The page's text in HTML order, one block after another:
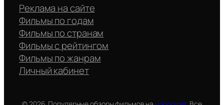
Реклама на сайте
Фильмы по годам
Фильмы по странам
Фильмы с рейтингом
Фильмы по жанрам
Личный кабинет